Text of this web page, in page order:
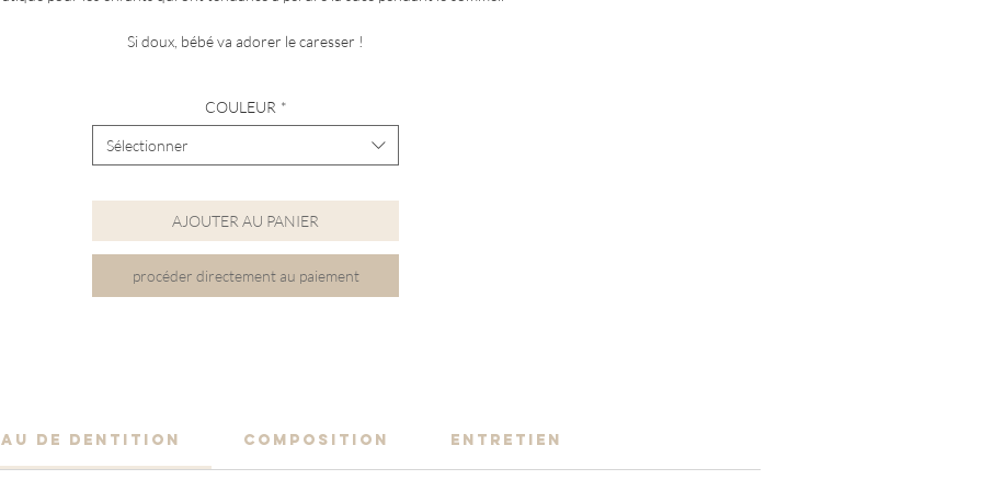
Si doux, bébé va adorer le caresser !
COULEUR *
Sélectionner
AJOUTER AU PANIER
procéder directement au paiement
DE DENTITION COMPOSITION ENTRETIEN